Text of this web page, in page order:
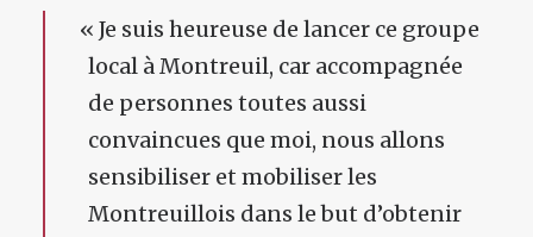
« Je suis heureuse de lancer ce groupe
local à Montreuil, car accompagnée
de personnes toutes aussi
convaincues que moi, nous allons
sensibiliser et mobiliser les
Montreuillois dans le but d’obtenir